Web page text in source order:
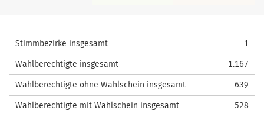
Stimmbezirke insgesamt 1
Wahlberechtigte insgesamt 1.167
Wahlberechtigte ohne Wahlschein insgesamt 639
Wahlberechtigte mit Wahlschein insgesamt 528